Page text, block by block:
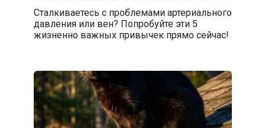
Сталкиваетесь с проблемами артериального
давления или вен? Попробуйте эти 5
жизненно важных привычек прямо сейчас!